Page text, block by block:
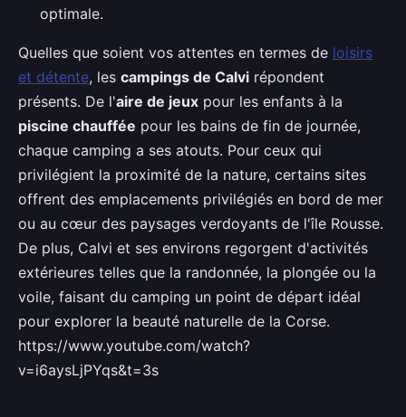
optimale.
Quelles que soient vos attentes en termes de loisirs
et détente, les campings de Calvi répondent
présents. De l'aire de jeux pour les enfants à la
piscine chauffée pour les bains de fin de journée,
chaque camping a ses atouts. Pour ceux qui
privilégient la proximité de la nature, certains sites
offrent des emplacements privilégiés en bord de mer
ou au cœur des paysages verdoyants de l'île Rousse.
De plus, Calvi et ses environs regorgent d'activités
extérieures telles que la randonnée, la plongée ou la
voile, faisant du camping un point de départ idéal
pour explorer la beauté naturelle de la Corse.
https://www.youtube.com/watch?
v=i6aysLjPYqs&t=3s